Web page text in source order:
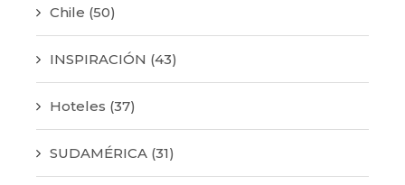
Chile (50)
INSPIRACIÓN (43)
Hoteles (37)
SUDAMÉRICA (31)